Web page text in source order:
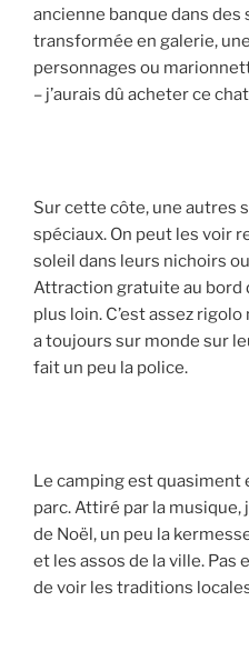
ancienne banque dans
transformée en galerie,
personnages ou
– j’aurais dû acheter ce
Sur cette côte, une autres
spéciaux. On peut les voir
soleil dans leurs nichoirs
Attraction gratuite au bord
plus loin. C’est assez
a toujours sur monde sur
fait un peu la police.
Le camping est quasiment
parc. Attiré par la
de Noël, un peu la
et les assos de la ville.
de voir les traditions